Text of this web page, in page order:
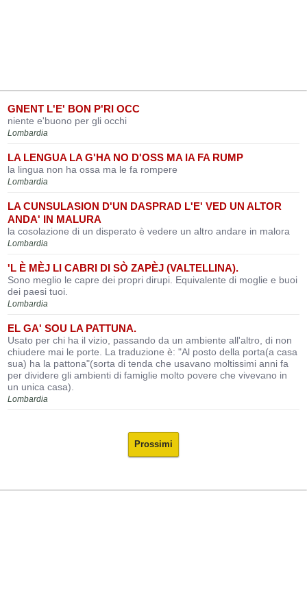
GNENT L'E' BON P'RI OCC
niente e'buono per gli occhi
Lombardia
LA LENGUA LA G'HA NO D'OSS MA IA FA RUMP
la lingua non ha ossa ma le fa rompere
Lombardia
LA CUNSULASION D'UN DASPRAD L'E' VED UN ALTOR
ANDA' IN MALURA
la cosolazione di un disperato è vedere un altro andare in malora
Lombardia
'L È MÈJ LI CABRI DI SÒ ZAPÈJ (VALTELLINA).
Sono meglio le capre dei propri dirupi. Equivalente di moglie e buoi
dei paesi tuoi.
Lombardia
EL GA' SOU LA PATTUNA.
Usato per chi ha il vizio, passando da un ambiente all'altro, di non
chiudere mai le porte. La traduzione è: "Al posto della porta(a casa
sua) ha la pattona"(sorta di tenda che usavano moltissimi anni fa
per dividere gli ambienti di famiglie molto povere che vivevano in
un unica casa).
Lombardia
Prossimi